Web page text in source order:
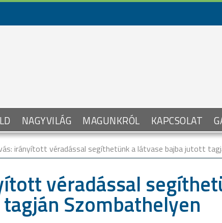
NAGYVILÁG MAGUNKRÓL KAPCSOLAT
irányított véradással segíthetünk a látvase bajba jutott
véradással
Szombathelyen